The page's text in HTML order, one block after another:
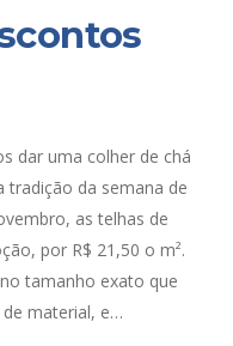
dar uma colher de chá
tradição da semana de
as telhas de
por R$ 21,50 o m².
tamanho exato que
de material, e…